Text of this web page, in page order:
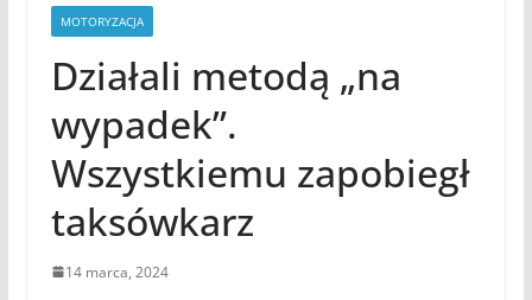
MOTORYZACJA
Działali metodą „na
wypadek”.
Wszystkiemu zapobiegł
taksówkarz
14 marca, 2024